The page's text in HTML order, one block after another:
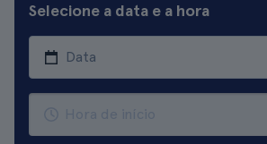
Selecione a data e a hora